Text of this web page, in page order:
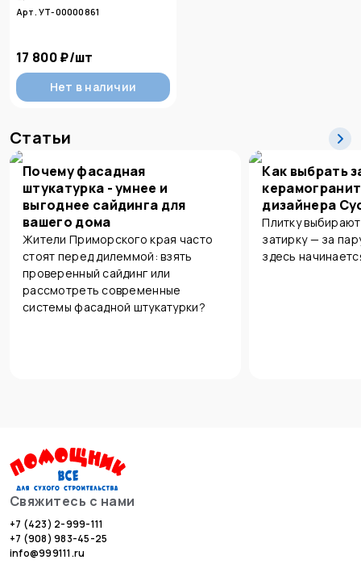
Арт. УТ-00000861
17 800 ₽/шт
Нет в наличии
Статьи
Почему фасадная
штукатурка - умнее и
выгоднее сайдинга для
вашего дома
Жители Приморского края часто
стоят перед дилеммой: взять
проверенный сайдинг или
рассмотреть современные
системы фасадной штукатурки?
Как выбрать
дизайнера
Плитку
затирку — за
здесь
Свяжитесь с нами
+7 (423) 2-999-111
+7 (908) 983-45-25
info@999111.ru